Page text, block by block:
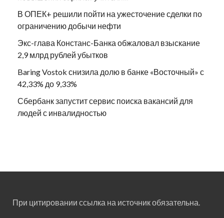
В ОПЕК+ решили пойти на ужесточение сделки по
ограничению добычи нефти
Экс-глава Констанс-Банка обжаловал взыскание
2,9 млрд рублей убытков
Baring Vostok снизила долю в банке «Восточный» с
42,33% до 9,33%
Сбербанк запустит сервис поиска вакансий для
людей с инвалидностью
При цитировании ссылка на источник обязательна.